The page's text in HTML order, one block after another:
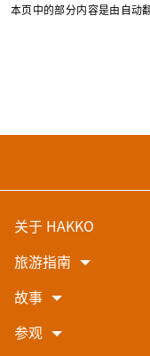
本页中的部分内容是由自动
关于 HAKKO
旅游指南
故事
参观